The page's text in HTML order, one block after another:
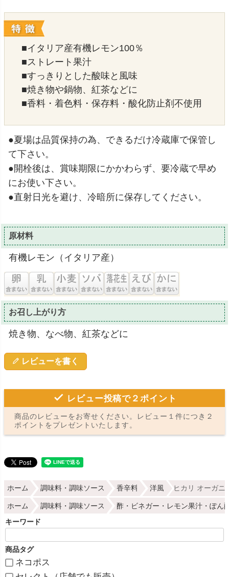
■イタリア産有機レモン100％
■ストレート果汁
■すっきりとした酸味と風味
■焼き物や鍋物、紅茶などに
■香料・着色料・保存料・酸化防止剤不使用
●夏場は品質保持の為、できるだけ冷蔵庫で保管し
て下さい。
●開栓後は、賞味期限にかかわらず、要冷蔵で早め
にお使い下さい。
●直射日光を避け、冷暗所に保存してください。
原材料
有機レモン（イタリア産）
お召し上がり方
焼き物、なべ物、紅茶などに
レビューを書く
レビュー投稿で２ポイント
商品のレビューをお寄せください。レビュー１件につき２
ポイントをプレゼントいたします。
ホーム 調味料・調味ソース 香辛料 洋風 ヒカリ オーガニ
ホーム 調味料・調味ソース
酢・ビネガー・レモン果汁・ぽん
キーワード
商品タグ
ネコポス